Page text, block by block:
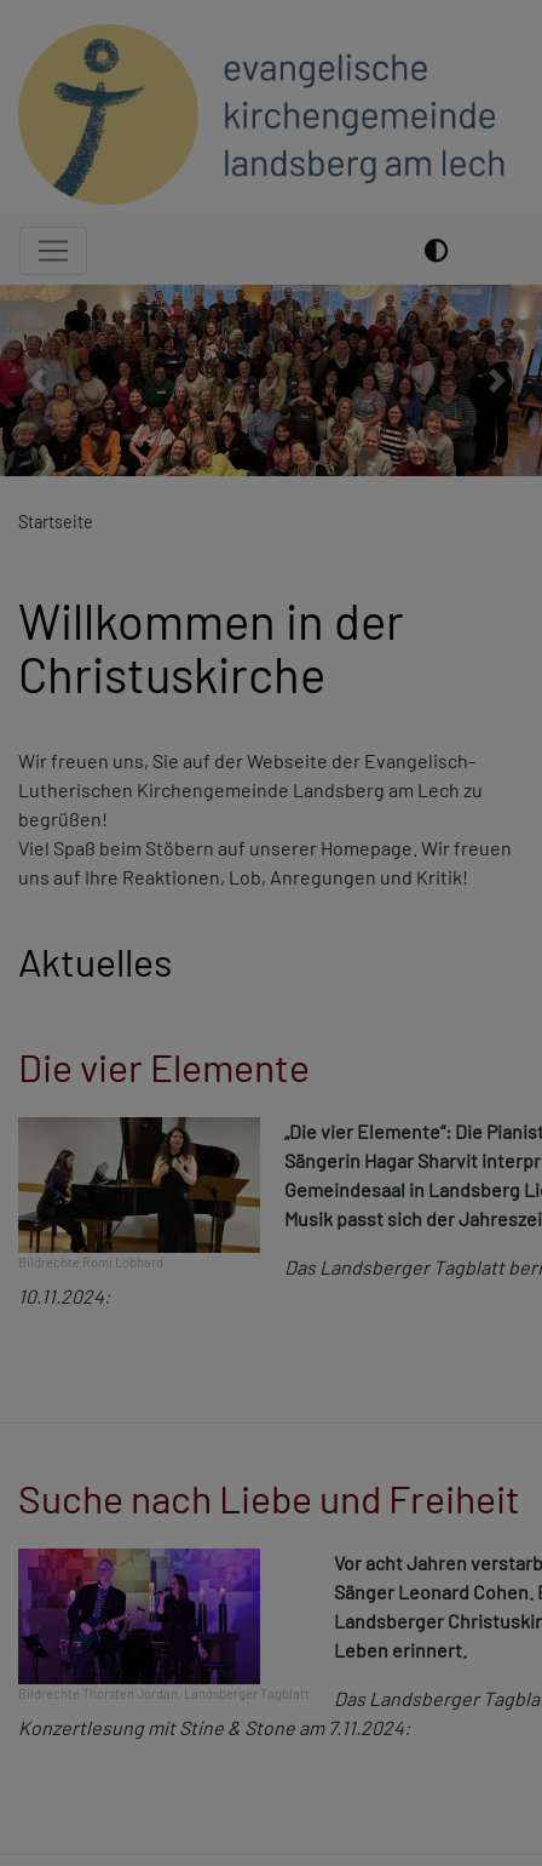
Inhalt
Hauptnavigation
Previous Next
Startseite
Willkommen in der
Christuskirche
Wir freuen uns, Sie auf der Webseite der Evangelisch-
Lutherischen Kirchengemeinde Landsberg am Lech zu
begrüßen!
Viel Spaß beim Stöbern auf unserer Homepage. Wir freuen
uns auf Ihre Reaktionen, Lob, Anregungen und Kritik!
Aktuelles
Die vier Elemente
Bildrechte Romi Löbhard
„Die vier Elemente“: Die
Sängerin Hagar Sharvit
Gemeindesaal in Landsberg
Musik passt sich der
Das Landsberger Tagblatt
10.11.2024:
Suche nach Liebe und Freiheit
Bildrechte Thorsten Jordan, Landsberger Tagblatt
Vor acht Jahren
Sänger Leonard
Landsberger
Leben erinnert.
Das Landsberger
Konzertlesung mit Stine & Stone am 7.11.2024: